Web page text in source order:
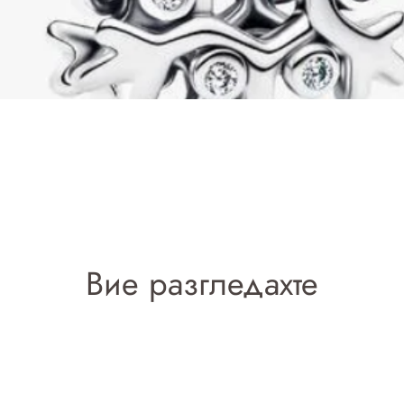
Вие разгледахте